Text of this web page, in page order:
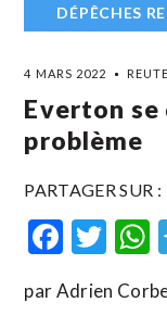
DÉPÊCHES
4 MARS 2022
Everton
problème
PARTAGER SUR :
par Adrien